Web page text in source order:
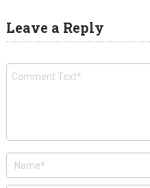
Leave a Reply